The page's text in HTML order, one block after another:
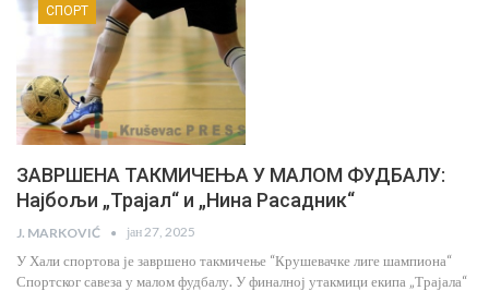
СПОРТ
ЗАВРШЕНА ТАКМИЧЕЊА У МАЛОМ ФУДБАЛУ:
Најбољи „Трајал“ и „Нина Расадник“
J. MARKOVIĆ јан 27, 2025
У Хали спортова је завршено такмичење “Крушевачке лиге шампиона“
Спортског савеза у малом фудбалу. У финалној утакмици екипа „Трајала“